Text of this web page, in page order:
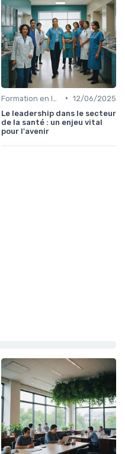
• 12/06/2025
Le leadership dans le secteur
de la santé : un enjeu vital
pour l'avenir